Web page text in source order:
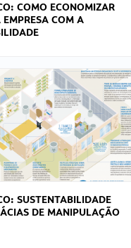
COMO ECONOMIZAR
COM A
SUSTENTABILIDADE
DE MANIPULAÇÃO